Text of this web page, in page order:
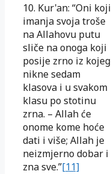
10. Kur'an: “Oni koji
imanja svoja troše
na Allahovu putu
sliče na onoga koji
posije zrno iz kojeg
nikne sedam
klasova i u svakom
klasu po stotinu
zrna. – Allah će
onome kome hoće
dati i više; Allah je
neizmjerno dobar i
zna sve.”[11]